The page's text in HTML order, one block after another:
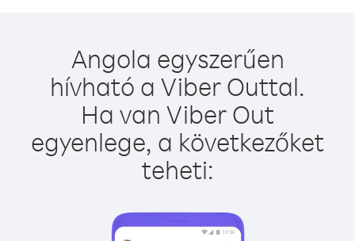
Angola egyszerűen
hívható a Viber Outtal.
Ha van Viber Out
egyenlege, a következőket
teheti: